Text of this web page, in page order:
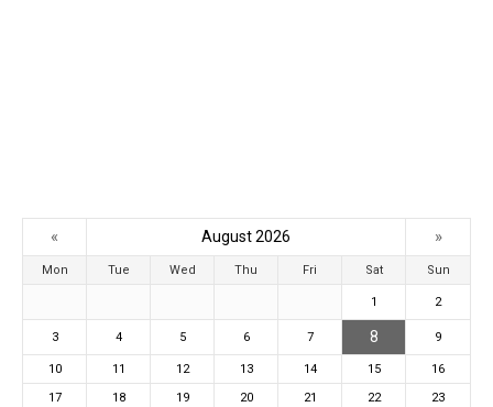
« August 2026 »
Mon Tue Wed Thu Fri Sat Sun
1 2
3 4 5 6 7 8 9
10 11 12 13 14 15
16
17
18 19 20 21 22
23